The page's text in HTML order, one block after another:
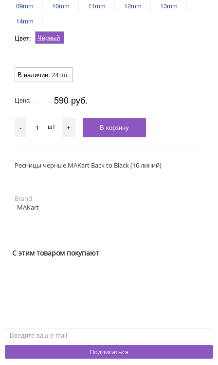
09mm
10mm 11mm 12mm
13mm
14mm
Цвет:
Черный
В наличии: 24 шт.
Цена 590 руб.
- шт + В корзину
Ресницы черные MAKart Back to Black (16 линий)
Brand
MAKart
С этим товаром покупают
Подписаться